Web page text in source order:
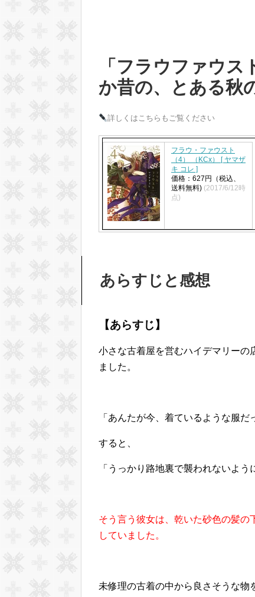
「フラウファウ
か昔の、とある秋
詳しくはこちらもご覧ください
フラウ・ファウスト
（4） （KCx） [ ヤマザ
キ コレ ]
価格：627円（税込、
送料無料) (2017/6/12時
点)
あらすじと感想
【あらすじ】
小さな古着屋を営むハイデマリーの
ました。
「あんたが今、着ているような服だ
すると、
「うっかり路地裏で襲われないよう
そう言う彼女は、乾いた砂色の髪の
していました。
未修理の古着の中から良さそうな物